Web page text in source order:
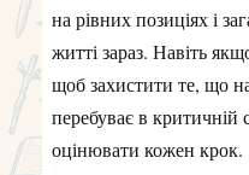
на рівних позиціях і
житті зараз. Навіть
щоб захистити те, що
перебуває в критичній
оцінювати кожен крок.